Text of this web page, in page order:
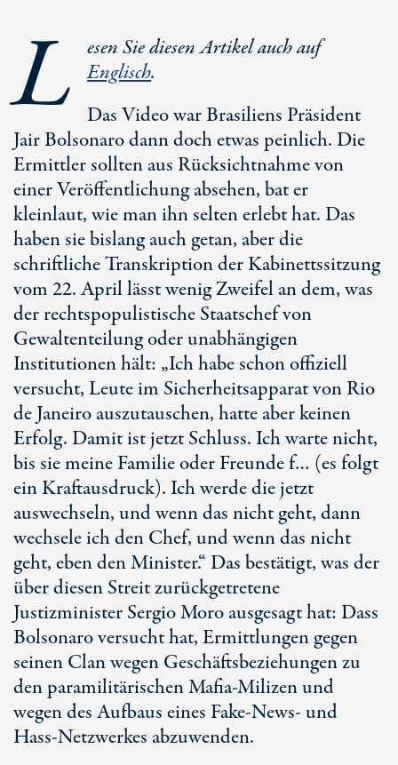
L esen Sie diesen Artikel auch auf
Englisch.
Das Video war Brasiliens Präsident
Jair Bolsonaro dann doch etwas peinlich. Die
Ermittler sollten aus Rücksichtnahme von
einer Veröffentlichung absehen, bat er
kleinlaut, wie man ihn selten erlebt hat. Das
haben sie bislang auch getan, aber die
schriftliche Transkription der Kabinettssitzung
vom 22. April lässt wenig Zweifel an dem, was
der rechtspopulistische Staatschef von
Gewaltenteilung oder unabhängigen
Institutionen hält: „Ich habe schon offiziell
versucht, Leute im Sicherheitsapparat von Rio
de Janeiro auszutauschen, hatte aber keinen
Erfolg. Damit ist jetzt Schluss. Ich warte nicht,
bis sie meine Familie oder Freunde f… (es folgt
ein Kraftausdruck). Ich werde die jetzt
auswechseln, und wenn das nicht geht, dann
wechsele ich den Chef, und wenn das nicht
geht, eben den Minister.“ Das bestätigt, was der
über diesen Streit zurückgetretene
Justizminister Sergio Moro ausgesagt hat: Dass
Bolsonaro versucht hat, Ermittlungen gegen
seinen Clan wegen Geschäftsbeziehungen zu
den paramilitärischen Mafia-Milizen und
wegen des Aufbaus eines Fake-News- und
Hass-Netzwerkes abzuwenden.